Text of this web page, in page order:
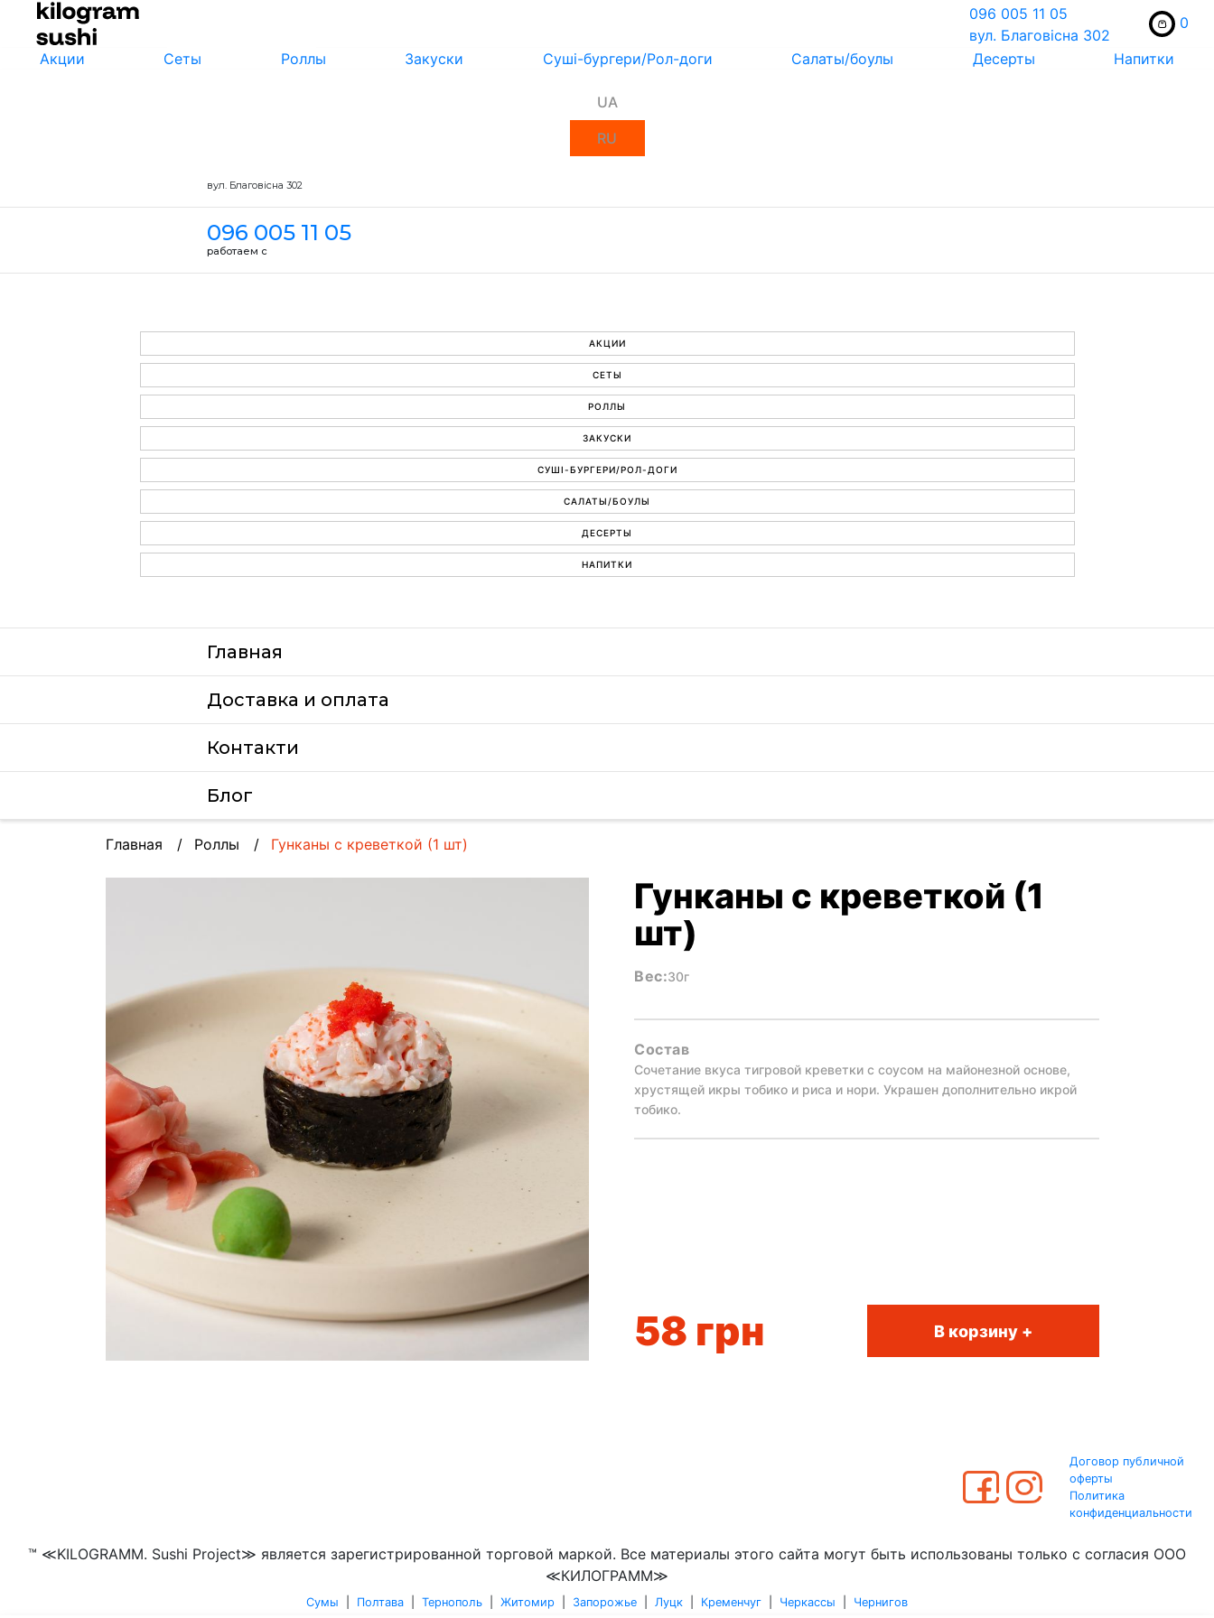
096 005 11 05
вул. Благовісна 302
0
Акции Сеты Роллы Закуски Суші-бургери/Рол-доги Салаты/боулы Десерты Напитки
UA
RU
вул. Благовісна 302
096 005 11 05
работаем с
АКЦИИ
СЕТЫ
РОЛЛЫ
ЗАКУСКИ
СУШІ-БУРГЕРИ/РОЛ-ДОГИ
САЛАТЫ/БОУЛЫ
ДЕСЕРТЫ
НАПИТКИ
Главная
Доставка и оплата
Контакти
Блог
Главная Роллы Гунканы с креветкой (1 шт)
Гунканы с креветкой (1
шт)
Вес:30г
Состав
Сочетание вкуса тигровой креветки с соусом на майонезной основе,
хрустящей икры тобико и риса и нори. Украшен дополнительно икрой
тобико.
58 грн В корзину +
Договор публичной
оферты
Политика
конфиденциальности
™ ≪KILOGRAMM. Sushi Project≫ является зарегистрированной торговой маркой. Все материалы этого сайта могут быть использованы только с согласия ООО
≪КИЛОГРАММ≫
Сумы Полтава Тернополь Житомир Запорожье Луцк Кременчуг Черкассы Чернигов